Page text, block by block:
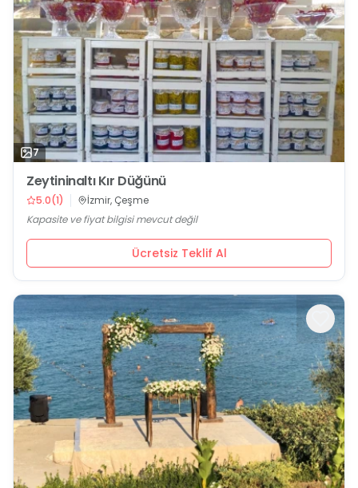
7
Zeytininaltı Kır Düğünü
5.0(1)
İzmir, Çeşme
Kapasite ve fiyat bilgisi mevcut değil
Ücretsiz Teklif Al